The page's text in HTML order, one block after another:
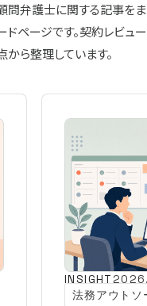
問弁護士に関する記事を
ドページです。契約レビュ
から整理しています。
INSIGHT
法務アウトソ